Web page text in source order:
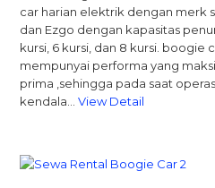
car harian elektrik dengan merk
dan Ezgo dengan kapasitas
kursi, 6 kursi, dan 8 kursi. boogie
mempunyai performa yang
prima ,sehingga pada saat
kendala…View Detail